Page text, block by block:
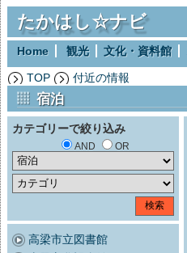
たかはし☆ナビ
Home 観光 文化・資料館
TOP 付近の情報
宿泊
カテゴリーで絞り込み
AND OR
高梁市立図書館